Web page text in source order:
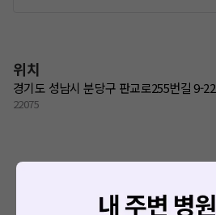
위치
경기도 성남시 분당구 판교로255번길 9-22
22075